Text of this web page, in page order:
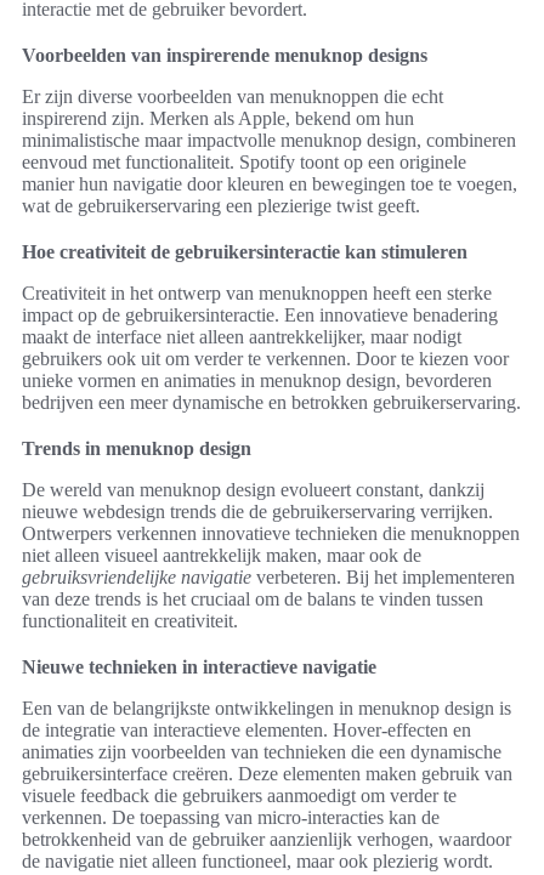
interactie met de gebruiker bevordert.
Voorbeelden van inspirerende menuknop designs
Er zijn diverse voorbeelden van menuknoppen die echt
inspirerend zijn. Merken als Apple, bekend om hun
minimalistische maar impactvolle menuknop design, combineren
eenvoud met functionaliteit. Spotify toont op een originele
manier hun navigatie door kleuren en bewegingen toe te voegen,
wat de gebruikerservaring een plezierige twist geeft.
Hoe creativiteit de gebruikersinteractie kan stimuleren
Creativiteit in het ontwerp van menuknoppen heeft een sterke
impact op de gebruikersinteractie. Een innovatieve benadering
maakt de interface niet alleen aantrekkelijker, maar nodigt
gebruikers ook uit om verder te verkennen. Door te kiezen voor
unieke vormen en animaties in menuknop design, bevorderen
bedrijven een meer dynamische en betrokken gebruikerservaring.
Trends in menuknop design
De wereld van menuknop design evolueert constant, dankzij
nieuwe webdesign trends die de gebruikerservaring verrijken.
Ontwerpers verkennen innovatieve technieken die menuknoppen
niet alleen visueel aantrekkelijk maken, maar ook de
gebruiksvriendelijke navigatie verbeteren. Bij het implementeren
van deze trends is het cruciaal om de balans te vinden tussen
functionaliteit en creativiteit.
Nieuwe technieken in interactieve navigatie
Een van de belangrijkste ontwikkelingen in menuknop design is
de integratie van interactieve elementen. Hover-effecten en
animaties zijn voorbeelden van technieken die een dynamische
gebruikersinterface creëren. Deze elementen maken gebruik van
visuele feedback die gebruikers aanmoedigt om verder te
verkennen. De toepassing van micro-interacties kan de
betrokkenheid van de gebruiker aanzienlijk verhogen, waardoor
de navigatie niet alleen functioneel, maar ook plezierig wordt.